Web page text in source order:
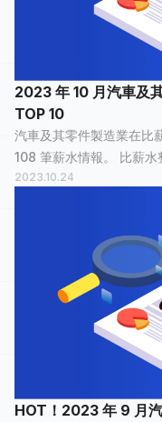
2023 年 10 月汽車及
TOP 10
汽車及其零件製造業在比
108 筆薪水情報。 比薪水整理出 2023 年十月最不能錯過的薪資情
報，讓正在物色新工作的
2023.10.24
HOT！2023 年 9 月